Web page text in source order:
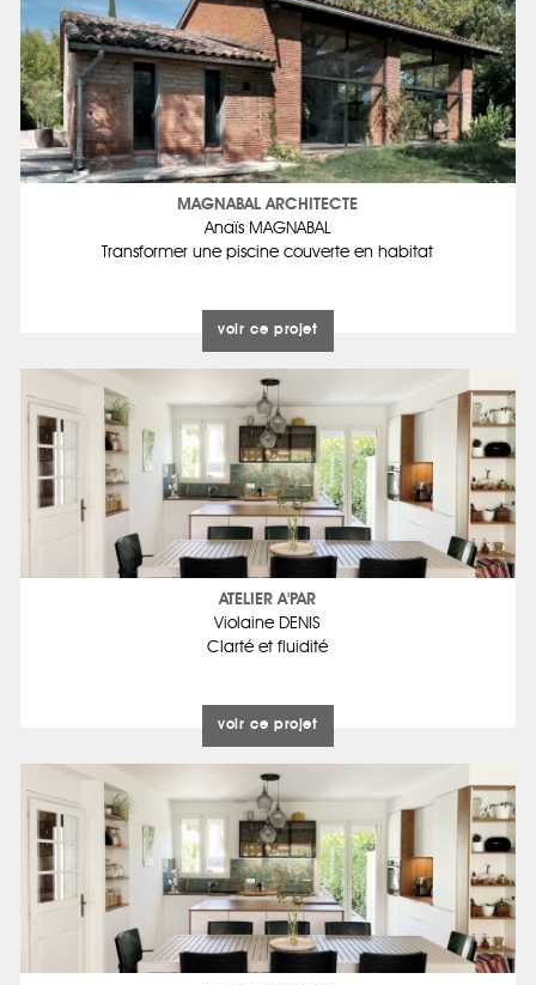
MAGNABAL ARCHITECTE
Anaïs MAGNABAL
Transformer une piscine couverte en habitat
voir ce projet
ATELIER A'PAR
Violaine DENIS
Clarté et fluidité
voir ce projet